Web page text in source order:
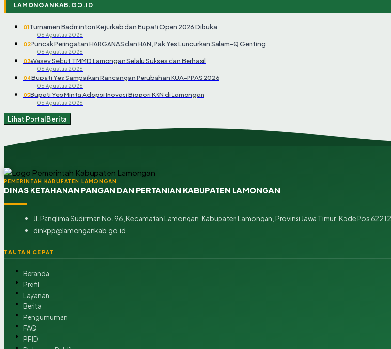
LAMONGANKAB.GO.ID
01Turnamen Badminton Kejurkab dan Bupati Open 2026 Dibuka
06 Agustus 2026
02Puncak Peringatan HARGANAS dan HAN, Pak Yes Luncurkan Salam-Q Genting
06 Agustus 2026
03Wasev Sebut TMMD Lamongan Selalu Sukses dan Berhasil
06 Agustus 2026
04Bupati Yes Sampaikan Rancangan Perubahan KUA-PPAS 2026
05 Agustus 2026
05Bupati Yes Minta Adopsi Inovasi Biopori KKN di Lamongan
05 Agustus 2026
Lihat Portal Berita
PEMERINTAH KABUPATEN LAMONGAN
DINAS KETAHANAN PANGAN DAN PERTANIAN KABUPATEN LAMONGAN
Jl. Panglima Sudirman No. 96, Kecamatan Lamongan, Kabupaten Lamongan, Provinsi Jawa Timur, Kode Pos 62212
dinkpp@lamongankab.go.id
TAUTAN CEPAT
Beranda
Profil
Layanan
Berita
Pengumuman
FAQ
PPID